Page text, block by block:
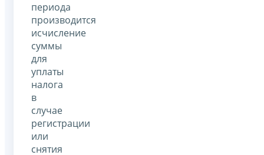
периода
производится
исчисление
суммы
для
уплаты
налога
в
случае
регистрации
или
снятия